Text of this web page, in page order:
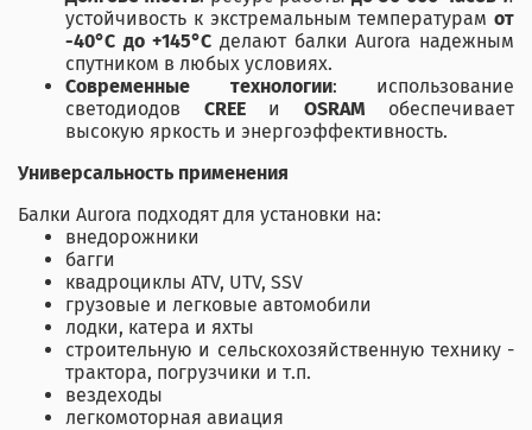
устойчивость к экстремальным температурам от
-40°C до +145°C делают балки Aurora надежным
спутником в любых условиях.
Современные технологии: использование
светодиодов CREE и OSRAM обеспечивает
высокую яркость и энергоэффективность.
Универсальность применения
Балки Aurora подходят для установки на:
внедорожники
багги
квадроциклы ATV, UTV, SSV
грузовые и легковые автомобили
лодки, катера и яхты
строительную и сельскохозяйственную технику -
трактора, погрузчики и т.п.
вездеходы
легкомоторная авиация